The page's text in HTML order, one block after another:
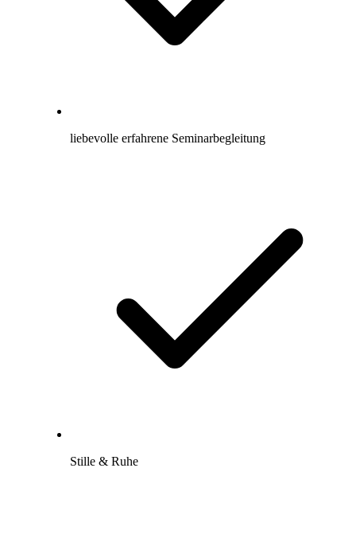
liebevolle erfahrene Seminarbegleitung
Stille & Ruhe